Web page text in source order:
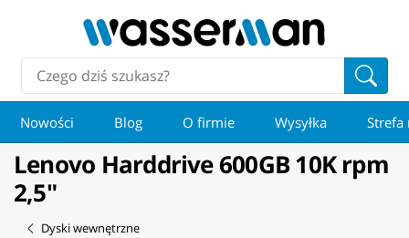
Nowości Blog O firmie Wysyłka Strefa
Lenovo Harddrive 600GB 10K rpm
2,5"
Dyski wewnętrzne